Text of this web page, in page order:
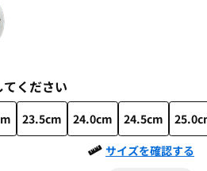
ください
23.5cm 24.0cm 24.5cm
サイズを確認する